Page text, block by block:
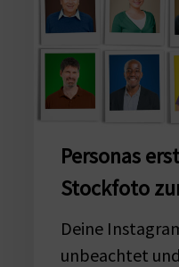
Personas
Stockfoto
Deine
unbeachtet